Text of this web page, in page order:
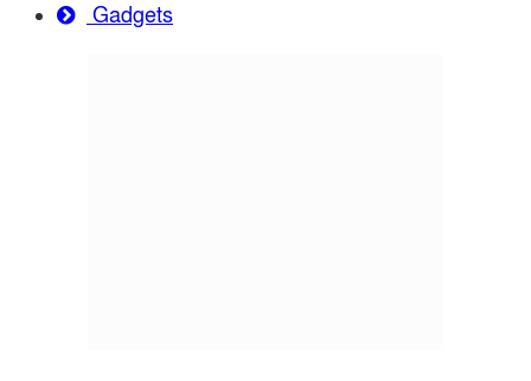
Gadgets